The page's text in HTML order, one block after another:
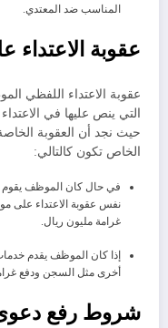
المناسب ضد المعتدي.
عقوبة
عقوبة الاعتداء اللفظي
التي ينص عليها في
حيث نجد أن العقوبة
الخاص تكون كالتالي:
في حال كان الموظف يقوم
غرامة مليون ريال.
إذا كان الموظف يقدم
أخرى مثل السجن ودفع
شروط رفع